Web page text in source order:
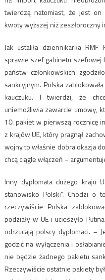
twierdzą natomiast, że jest
kwoty wyższej niż zeszłoroczny
Jak ustaliła dziennikarka
sprawie szef gabinetu szefowej
państw członkowskich
sankcyjnym. Polska
kauczuku. I twierdzi, że
uniemożliwia zawarcie umowy,
10. pakiet w pierwszą rocznicę
z krajów UE, który pragnął
wojny to właśnie dobra okazja
chcą ciągle włączeń –
Inny dyplomata dużego kraju
stanowisko Polski”. Chodzi o
rzeczywiście Polska
podziały w UE i ucieszyło
odrzucają polscy dyplomaci. –
godzić na wyłączenia i
nie będzie żadnego pakietu
Rzeczywiście ostatnie pakiety